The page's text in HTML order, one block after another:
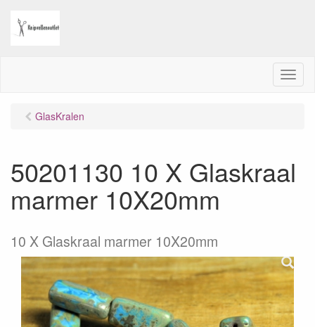
M
e
GlasKralen
50201130 10 X Glaskraal
marmer 10X20mm
10 X Glaskraal marmer 10X20mm